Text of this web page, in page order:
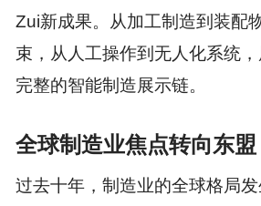
Zui新成果。从加工制造到装配
束，从人工操作到无人化系统
完整的智能制造展示链。
全球制造业焦点转向东盟
过去十年，制造业的全球格局